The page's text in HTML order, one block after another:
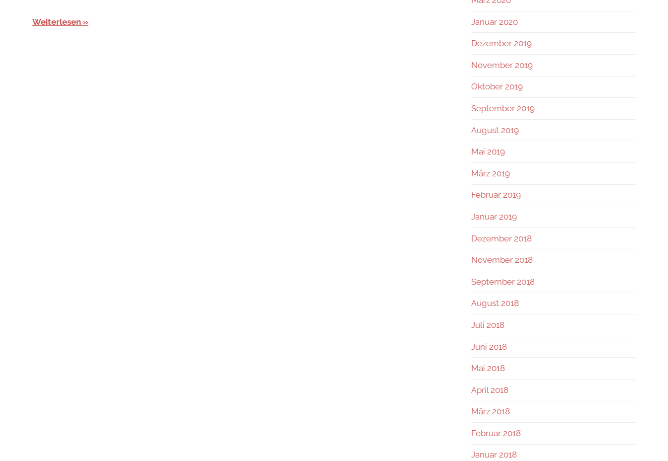
Weiterlesen Januar 2020
Dezember 2019
November 2019
Oktober 2019
September 2019
August 2019
Mai 2019
März 2019
Februar 2019
Januar 2019
Dezember 2018
November 2018
September 2018
August 2018
Juli 2018
Juni 2018
Mai 2018
April 2018
März 2018
Februar 2018
Januar 2018